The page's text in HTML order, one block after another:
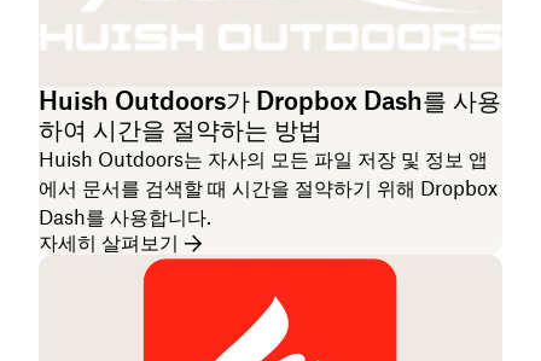
Huish Outdoors가 Dropbox Dash를 사용
하여 시간을 절약하는 방법
Huish Outdoors는 자사의 모든 파일 저장 및 정보 앱
에서 문서를 검색할 때 시간을 절약하기 위해 Dropbox
Dash를 사용합니다.
자세히 살펴보기